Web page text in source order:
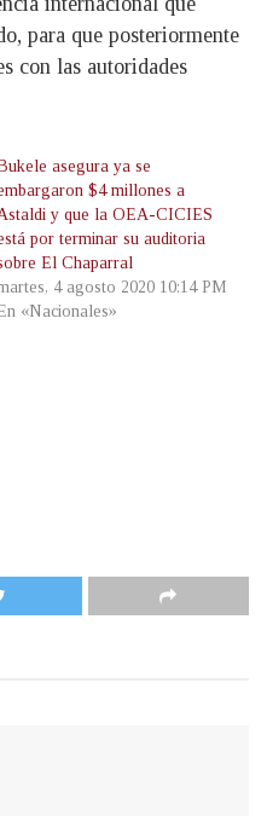
para que posteriormente
con las autoridades
asegura ya se
$4 millones a
y que la OEA-CICIES
por terminar su auditoria
El Chaparral
4 agosto 2020 10:14 PM
«Nacionales»